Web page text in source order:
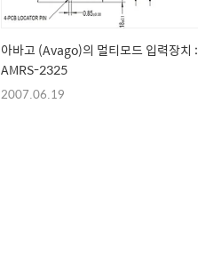
아바고 (Avago)의 멀티모드 입력장치 :
AMRS-2325
2007.06.19